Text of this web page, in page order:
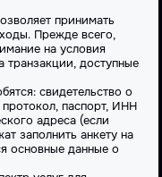
принимать
Прежде всего,
на условия
доступные
свидетельство о
паспорт, ИНН
адреса (если
заполнить анкету на
основные данные о